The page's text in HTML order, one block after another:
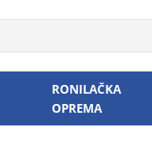
RONILAČKA
OPREMA